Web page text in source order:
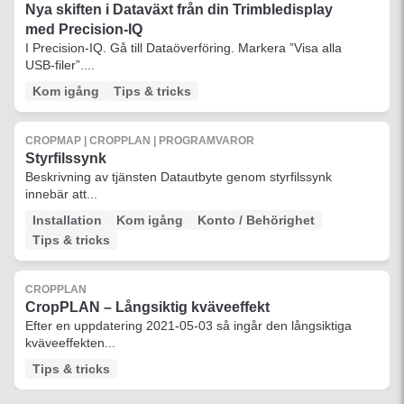
Nya skiften i Dataväxt från din Trimbledisplay
med Precision-IQ
I Precision-IQ. Gå till Dataöverföring. Markera ”Visa alla
USB-filer”....
Kom igång
Tips & tricks
CROPMAP | CROPPLAN | PROGRAMVAROR
Styrfilssynk
Beskrivning av tjänsten Datautbyte genom styrfilssynk
innebär att...
Installation
Kom igång
Konto / Behörighet
Tips & tricks
CROPPLAN
CropPLAN – Långsiktig kväveeffekt
Efter en uppdatering 2021-05-03 så ingår den långsiktiga
kväveeffekten...
Tips & tricks